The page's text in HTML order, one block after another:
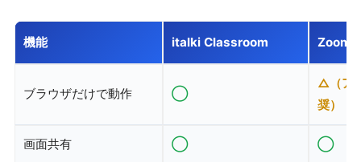
機能 italki Classroom Zoom
ブラウザだけで動作 ◯
△（ア
奨）
画面共有 ◯ ◯